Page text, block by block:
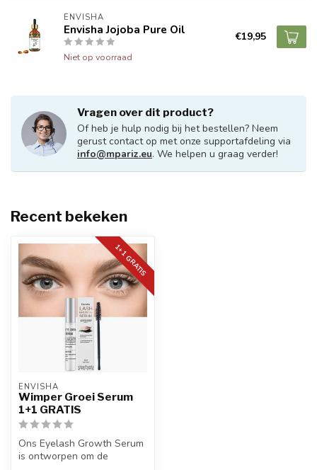
ENVISHA
Envisha Jojoba Pure Oil
Niet op voorraad
€19,95
Vragen over dit product?
Of heb je hulp nodig bij het bestellen? Neem
gerust contact op met onze supportafdeling via
info@mpariz.eu. We helpen u graag verder!
Recent bekeken
1+1 GRATIS
ENVISHA
Wimper Groei Serum
1+1 GRATIS
Ons Eyelash Growth Serum
is ontworpen om de